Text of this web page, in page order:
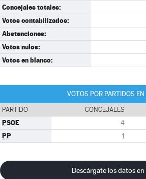
Concejales totales:
Votos contabilizados:
Abstenciones:
Votos nulos:
Votos en blanco:
VOTOS POR PARTIDOS EN
PARTIDO CONCEJALES
PSOE 4
PP 1
Descárgate los datos en